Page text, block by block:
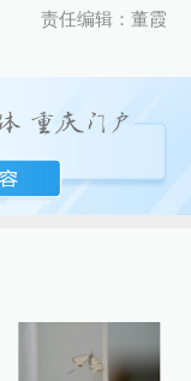
责任编辑：董霞